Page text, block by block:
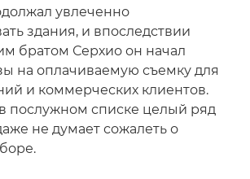
увлеченно
здания, и впоследствии
братом Серхио он начал
на оплачиваемую съемку для
и коммерческих клиентов.
послужном списке целый ряд
не думает сожалеть о